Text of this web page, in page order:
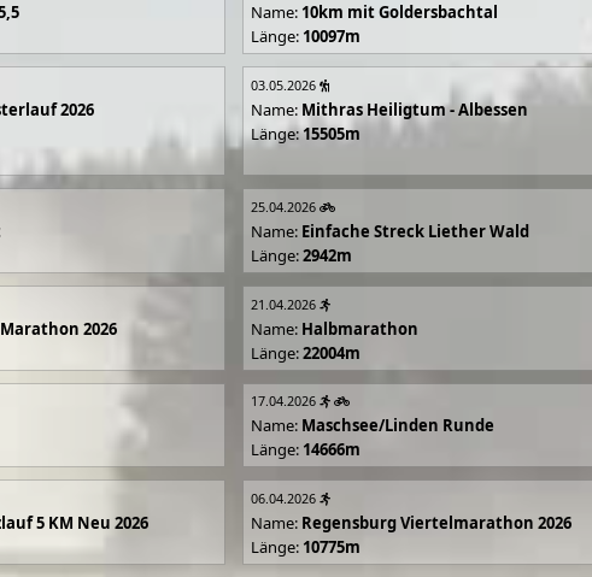
Name: 10km mit Goldersbachtal
Länge: 10097m
2026
03.05.2026
Name: Mithras Heiligtum - Albessen
Länge:15505m
25.04.2026
Name: Einfache Streck Liether Wald
Länge:2942m
2026
21.04.2026
Name: Halbmarathon
Länge:22004m
17.04.2026
Name: Maschsee/Linden Runde
Länge: 14666m
5 KM Neu 2026
06.04.2026
Name: Regensburg Viertelmarathon 2026
Länge: 10775m